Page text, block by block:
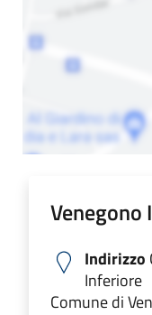
Venegono
Indirizzo
Inferiore
Comune di